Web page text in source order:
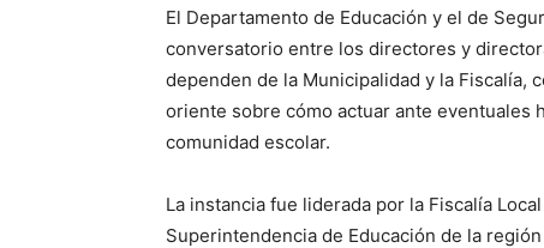
El Departamento de Educación y el de
conversatorio entre los directores y
dependen de la Municipalidad y la Fiscalía,
oriente sobre cómo actuar ante eventuales
comunidad escolar.
La instancia fue liderada por la Fiscalía
Superintendencia de Educación de la